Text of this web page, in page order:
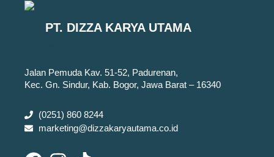
PT. DIZZA KARYA UTAMA
Jalan Pemuda Kav. 51-52, Padurenan,
Kec. Gn. Sindur, Kab. Bogor, Jawa Barat – 16340
(0251) 860 8244
marketing@dizzakaryautama.co.id